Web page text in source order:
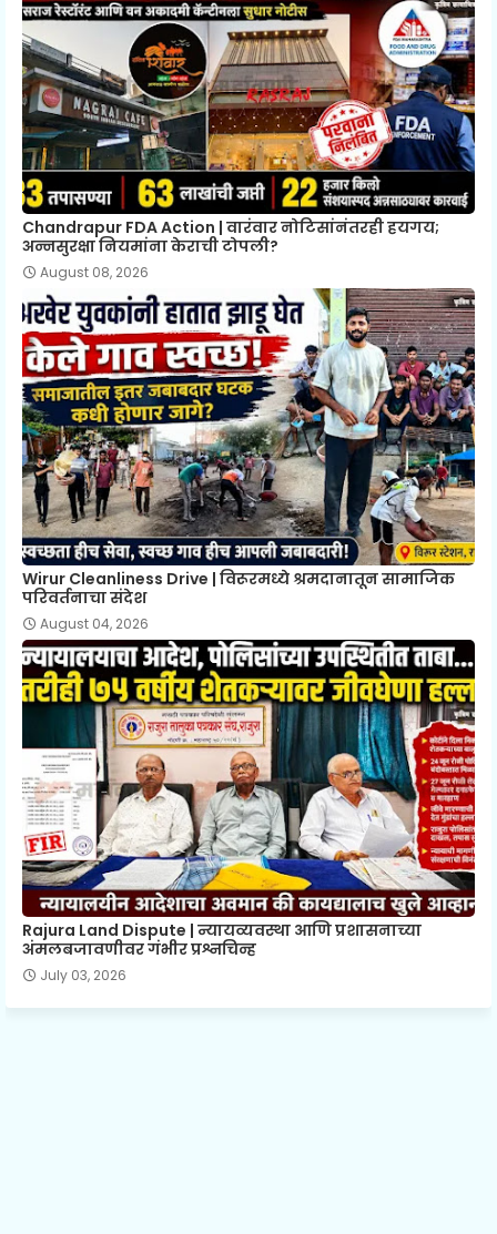
Chandrapur FDA Action | वारंवार नोटिसांनंतरही हयगय;
अन्नसुरक्षा नियमांना केराची टोपली?
August 08, 2026
Wirur Cleanliness Drive | विरूरमध्ये श्रमदानातून सामाजिक
परिवर्तनाचा संदेश
August 04, 2026
Rajura Land Dispute | न्यायव्यवस्था आणि प्रशासनाच्या
अंमलबजावणीवर गंभीर प्रश्नचिन्ह
July 03, 2026